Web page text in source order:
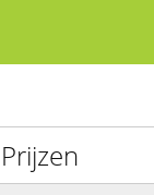
Prijzen